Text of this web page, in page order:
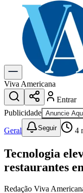
Explore Tudo
Últimas Notícias
Previsão do Tempo
Dia a Dia & Lazer
Gastronomia
Cinema & Shows
Para Sua Empresa
Anuncie no Portal
Cadastrar
Divulgar Vagas
Publicidade Legal
Eleições
Segurança
Saúde
Meio Ambiente
Viva Americana
Entrar
Publicidade Anuncie
Geral Seguir 4
Tecnologia
restaurantes
Redação Viva